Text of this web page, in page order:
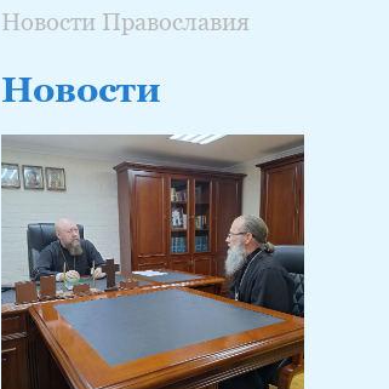
Новости Православия
Новости